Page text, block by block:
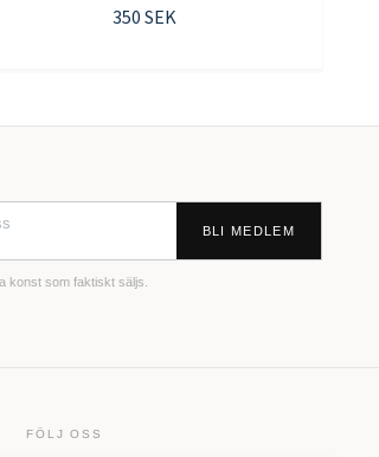
350 SEK
BLI MEDLEM
konst som faktiskt säljs.
FÖLJ OSS